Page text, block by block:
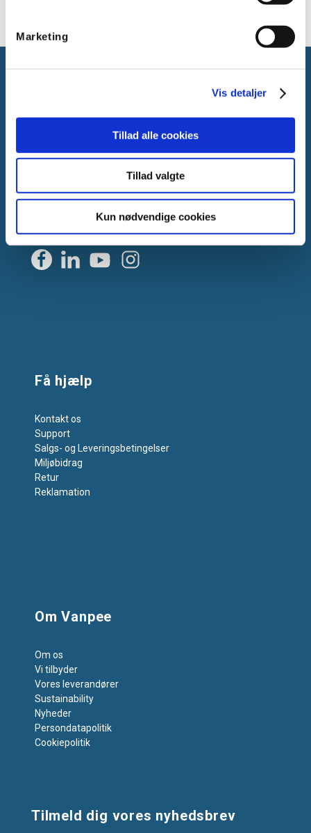
Marketing
Vis detaljer
Tillad alle cookies
Tillad valgte
Kun nødvendige cookies
2605 Brøndby, Danmark
Tlf.:+45 44 85 90 00
Få hjælp
Kontakt os
Support
Salgs- og Leveringsbetingelser
Miljøbidrag
Retur
Reklamation
Om Vanpee
Om os
Vi tilbyder
Vores leverandører
Sustainability
Nyheder
Persondatapolitik
Cookiepolitik
Tilmeld dig vores nyhedsbrev